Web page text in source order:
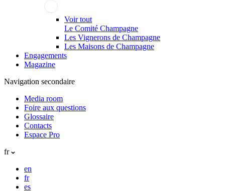
Voir tout
Le Comité Champagne
Les Vignerons de Champagne
Les Maisons de Champagne
Engagements
Magazine
Navigation secondaire
Media room
Foire aux questions
Glossaire
Contacts
Espace Pro
fr
en
fr
es